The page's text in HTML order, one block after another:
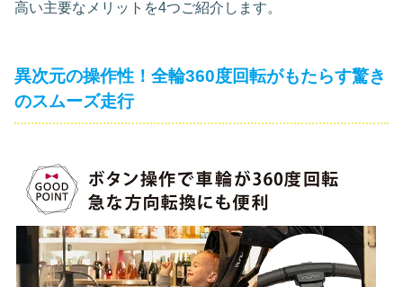
高い主要なメリットを4つご紹介します。
異次元の操作性！全輪360度回転がもたらす驚き
のスムーズ走行